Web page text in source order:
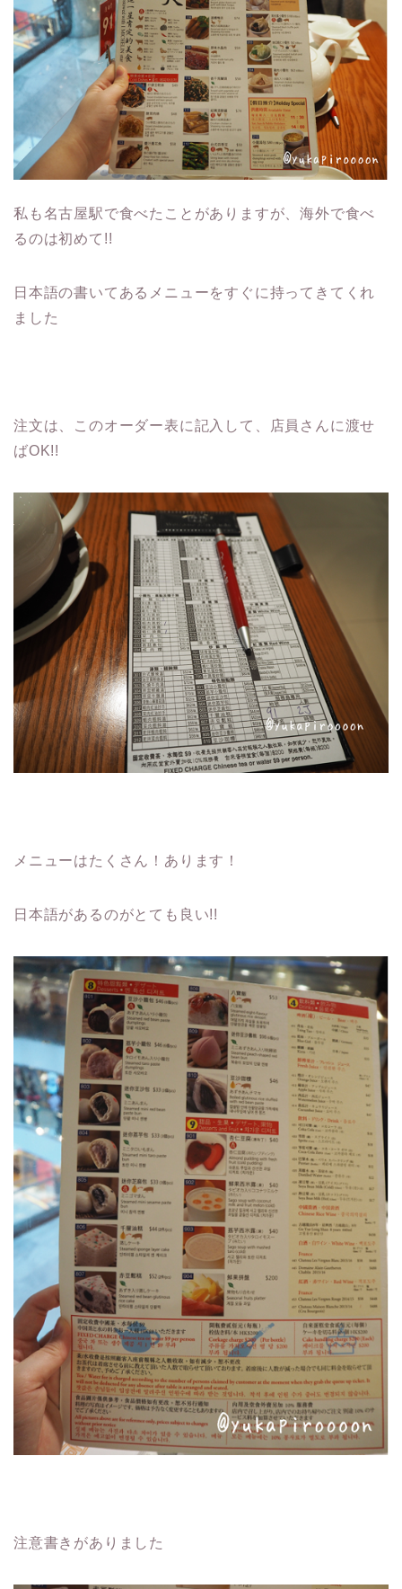
私も名古屋駅で食べたことがありますが、海外で食べ
るのは初めて!!
日本語の書いてあるメニューをすぐに持ってきてくれ
ました
注文は、このオーダー表に記入して、店員さんに渡せ
ばOK!!
メニューはたくさん！あります！
日本語があるのがとても良い!!
注意書きがありました